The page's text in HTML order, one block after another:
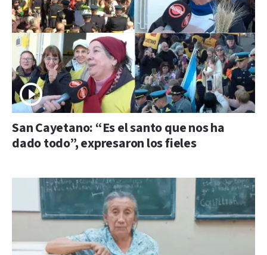
San Cayetano: “Es el santo que nos ha
dado todo”, expresaron los fieles